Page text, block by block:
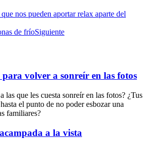
nos pueden aportar relax aparte del
de fríoSiguiente
volver a sonreír en las fotos
las que les cuesta sonreír en las fotos? ¿Tus
el punto de no poder esbozar una
familiares?
a la vista